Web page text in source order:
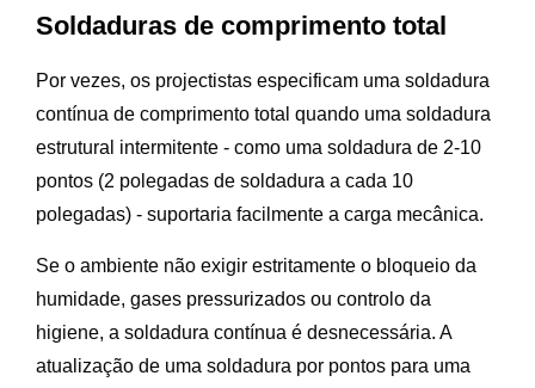
Soldaduras de comprimento total
Por vezes, os projectistas especificam uma soldadura
contínua de comprimento total quando uma soldadura
estrutural intermitente - como uma soldadura de 2-10
pontos (2 polegadas de soldadura a cada 10
polegadas) - suportaria facilmente a carga mecânica.
Se o ambiente não exigir estritamente o bloqueio da
humidade, gases pressurizados ou controlo da
higiene, a soldadura contínua é desnecessária. A
atualização de uma soldadura por pontos para uma